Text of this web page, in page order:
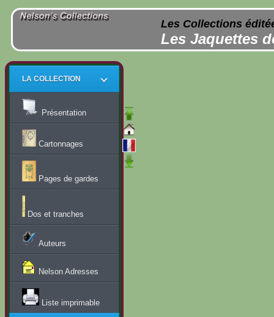
Les Collections
Les Jaquettes
LA COLLECTION
Présentation
Cartonnages
Pages de gardes
Dos et tranches
Auteurs
Nelson Adresses
Liste imprimable